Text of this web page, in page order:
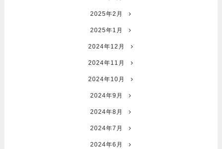
2025年2月
2025年1月
2024年12月
2024年11月
2024年10月
2024年9月
2024年8月
2024年7月
2024年6月